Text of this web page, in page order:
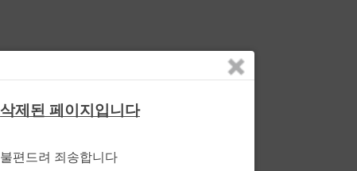
삭제된 페이지입니다
불편드려 죄송합니다